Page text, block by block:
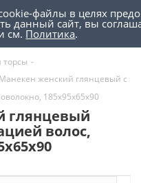
0
0
-
женский глянцевый c
185х95х65х90
глянцевый
волос,
файлы в целях
данный сайт, вы
см. Политика.